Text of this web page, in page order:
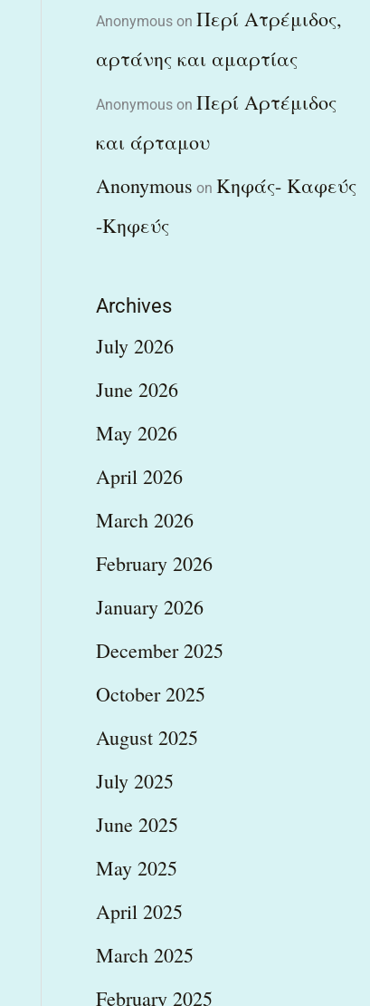
Anonymous on Περί Ατρέμιδος,
αρτάνης και αμαρτίας
Anonymous on Περί Αρτέμιδος
και άρταμου
Anonymous on Κηφάς- Καφεύς
-Κηφεύς
Archives
July 2026
June 2026
May 2026
April 2026
March 2026
February 2026
January 2026
December 2025
October 2025
August 2025
July 2025
June 2025
May 2025
April 2025
March 2025
February 2025